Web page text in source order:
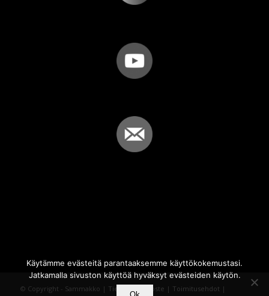
© Copyright - Sammakko | Tietosuojaseloste | Toimitusehdot |
Käytämme evästeitä parantaaksemme käyttökokemustasi.
Jatkamalla sivuston käyttöä hyväksyt evästeiden käytön.